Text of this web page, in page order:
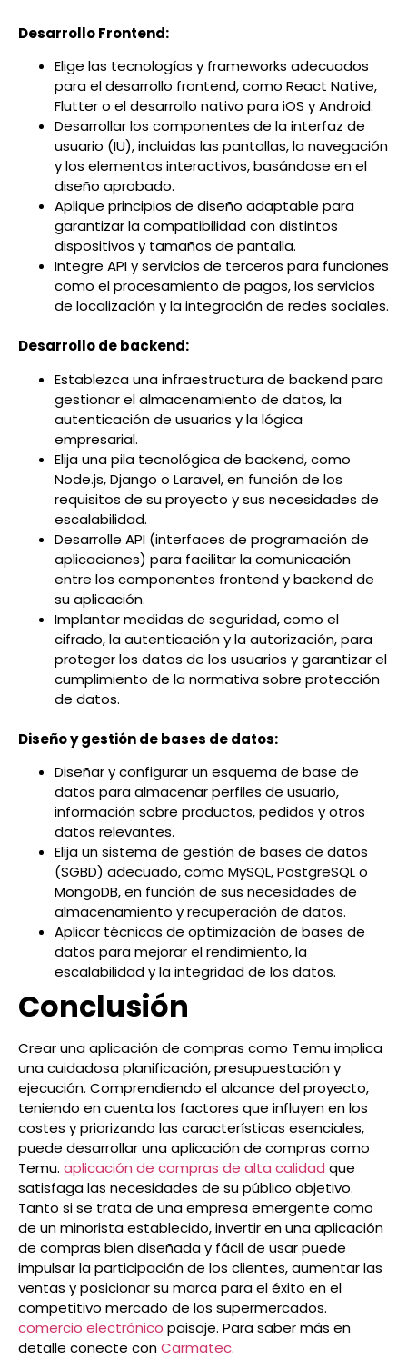
Desarrollo Frontend:
Elige las tecnologías y frameworks adecuados
para el desarrollo frontend, como React Native,
Flutter o el desarrollo nativo para iOS y Android.
Desarrollar los componentes de la interfaz de
usuario (IU), incluidas las pantallas, la navegación
y los elementos interactivos, basándose en el
diseño aprobado.
Aplique principios de diseño adaptable para
garantizar la compatibilidad con distintos
dispositivos y tamaños de pantalla.
Integre API y servicios de terceros para funciones
como el procesamiento de pagos, los servicios
de localización y la integración de redes sociales.
Desarrollo de backend:
Establezca una infraestructura de backend para
gestionar el almacenamiento de datos, la
autenticación de usuarios y la lógica
empresarial.
Elija una pila tecnológica de backend, como
Node.js, Django o Laravel, en función de los
requisitos de su proyecto y sus necesidades de
escalabilidad.
Desarrolle API (interfaces de programación de
aplicaciones) para facilitar la comunicación
entre los componentes frontend y backend de
su aplicación.
Implantar medidas de seguridad, como el
cifrado, la autenticación y la autorización, para
proteger los datos de los usuarios y garantizar el
cumplimiento de la normativa sobre protección
de datos.
Diseño y gestión de bases de datos:
Diseñar y configurar un esquema de base de
datos para almacenar perfiles de usuario,
información sobre productos, pedidos y otros
datos relevantes.
Elija un sistema de gestión de bases de datos
(SGBD) adecuado, como MySQL, PostgreSQL o
MongoDB, en función de sus necesidades de
almacenamiento y recuperación de datos.
Aplicar técnicas de optimización de bases de
datos para mejorar el rendimiento, la
escalabilidad y la integridad de los datos.
Conclusión
Crear una aplicación de compras como Temu implica
una cuidadosa planificación, presupuestación y
ejecución. Comprendiendo el alcance del proyecto,
teniendo en cuenta los factores que influyen en los
costes y priorizando las características esenciales,
puede desarrollar una aplicación de compras como
Temu. aplicación de compras de alta calidad que
satisfaga las necesidades de su público objetivo.
Tanto si se trata de una empresa emergente como
de un minorista establecido, invertir en una aplicación
de compras bien diseñada y fácil de usar puede
impulsar la participación de los clientes, aumentar las
ventas y posicionar su marca para el éxito en el
competitivo mercado de los supermercados.
comercio electrónico paisaje. Para saber más en
detalle conecte conCarmatec.